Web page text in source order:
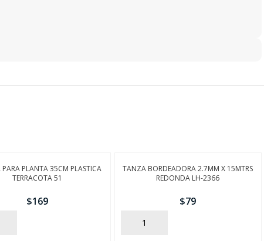
PARA PLANTA 35CM PLASTICA
TERRACOTA 51
$169
TANZA BORDEADORA 2.7MM X 15MTRS
REDONDA LH-2366
$79
AÑADIR